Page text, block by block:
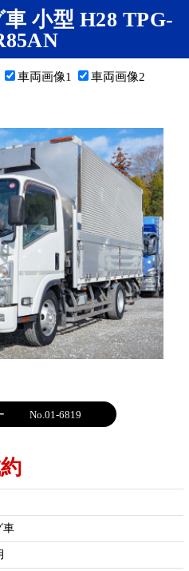
小型 H28 TPG-
車両画像1 車両画像2
No.01-6819
車